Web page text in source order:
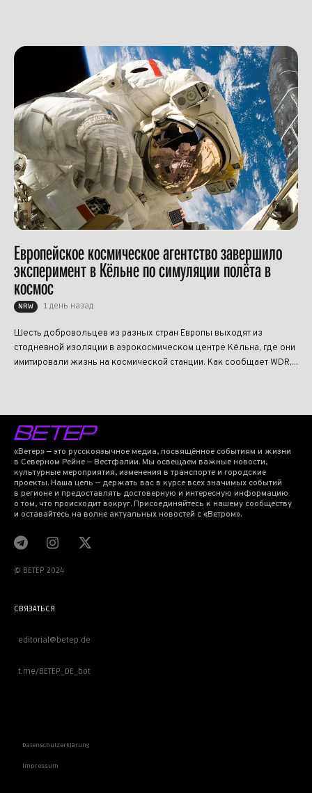
Европейское космическое агентство завершило
эксперимент в Кёльне по симуляции полёта в
космос
NRW 1 день назад
Шесть добровольцев из разных стран Европы выходят из
стодневной изоляции в аэрокосмическом центре Кёльна, где они
имитировали жизнь на космической станции. Как сообщает WDR,...
«Ветер» — это русскоязычное медиа, посвящённое событиям и жизни
в Северном Рейне — Вестфалии. Мы освещаем важные новости,
культурные мероприятия, изменения в транспорте и городские
проекты. Наша цель — держать вас в курсе всех значимых событий
в регионе и предоставлять достоверную и интересную информацию
о том, что происходит вокруг. Присоединяйтесь к нашему сообществу
и оставайтесь на волне актуальных новостей с «Ветром».
© BETEP 2024
СВЯЗАТЬСЯ
editorial@betep.de
t.me/BETEP_DE_bot
Datenschutzerklärung
Impressum